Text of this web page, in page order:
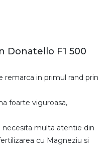
Donatello F1 500
remarca in primul rand prin
foarte viguroasa,
necesita multa atentie din
cu Magneziu si